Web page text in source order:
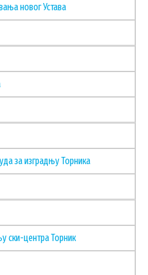
УПРАВИ
новог Устава
за изградњу Торника
ски-центра Торник